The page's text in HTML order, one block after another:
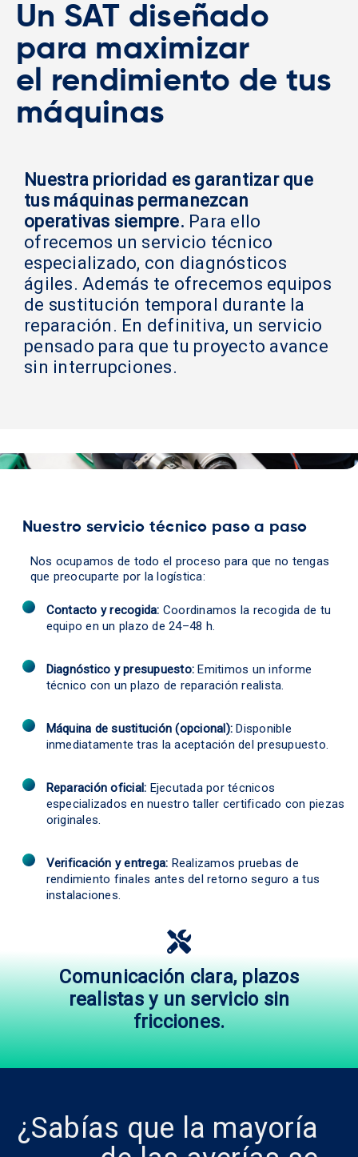
Un SAT diseñado
para maximizar
el rendimiento de tus
máquinas
Nuestra prioridad es garantizar que
tus máquinas permanezcan
operativas siempre. Para ello
ofrecemos un servicio técnico
especializado, con diagnósticos
ágiles. Además te ofrecemos equipos
de sustitución temporal durante la
reparación. En definitiva, un servicio
pensado para que tu proyecto avance
sin interrupciones.
Nuestro servicio técnico paso a paso
Nos ocupamos de todo el proceso para que no tengas
que preocuparte por la logística:
Contacto y recogida: Coordinamos la recogida de tu
equipo en un plazo de 24–48 h.
Diagnóstico y presupuesto: Emitimos un informe
técnico con un plazo de reparación realista.
Máquina de sustitución (opcional): Disponible
inmediatamente tras la aceptación del presupuesto.
Reparación oficial: Ejecutada por técnicos
especializados en nuestro taller certificado con piezas
originales.
Verificación y entrega: Realizamos pruebas de
rendimiento finales antes del retorno seguro a tus
instalaciones.
Comunicación clara, plazos
realistas y un servicio sin
fricciones.
¿Sabías que la mayoría